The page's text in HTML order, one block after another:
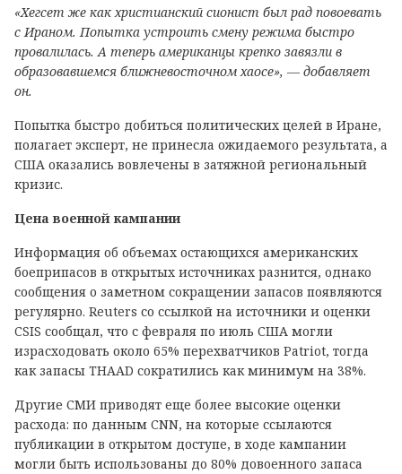
«Хегсет же как христианский сионист был рад повоевать
с Ираном. Попытка устроить смену режима быстро
провалилась. А теперь американцы крепко завязли в
образовавшемся ближневосточном хаосе», — добавляет
он.
Попытка быстро добиться политических целей в Иране,
полагает эксперт, не принесла ожидаемого результата, а
США оказались вовлечены в затяжной региональный
кризис.
Цена военной кампании
Информация об объемах остающихся американских
боеприпасов в открытых источниках разнится, однако
сообщения о заметном сокращении запасов появляются
регулярно. Reuters со ссылкой на источники и оценки
CSIS сообщал, что с февраля по июль США могли
израсходовать около 65% перехватчиков Patriot, тогда
как запасы THAAD сократились как минимум на 38%.
Другие СМИ приводят еще более высокие оценки
расхода: по данным CNN, на которые ссылаются
публикации в открытом доступе, в ходе кампании
могли быть использованы до 80% довоенного запаса